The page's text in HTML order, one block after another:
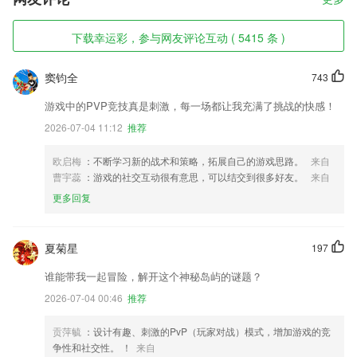
下载幸运彩，参与网友评论互动 ( 5415 条 )
743
窦钧全
游戏中的PVP竞技真是刺激，每一场都让我充满了挑战的快感！
2026-07-04 11:12 推荐
欧启梅 ：不断学习新的战术和策略，拓展自己的游戏思路。
来自
曹宇蕊 ：游戏的社交互动很有意思，可以结交到很多好友。
来自
更多回复
197
夏菊星
谁能带我一起冒险，解开这个神秘岛屿的谜题？
2026-07-04 00:46 推荐
贡萍毓 ：设计有趣、刺激的PvP（玩家对战）模式，增加游戏的竞
争性和社交性。 ！
来自